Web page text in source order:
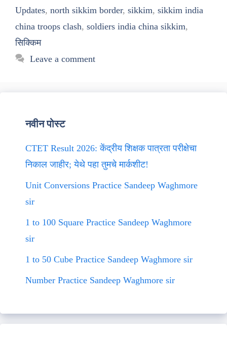
Updates, north sikkim border, sikkim, sikkim india
china troops clash, soldiers india china sikkim,
सिक्किम
Leave a comment
नवीन पोस्ट
CTET Result 2026: केंद्रीय शिक्षक पात्रता परीक्षेचा
निकाल जाहीर; येथे पहा तुमचे मार्कशीट!
Unit Conversions Practice Sandeep Waghmore
sir
1 to 100 Square Practice Sandeep Waghmore
sir
1 to 50 Cube Practice Sandeep Waghmore sir
Number Practice Sandeep Waghmore sir